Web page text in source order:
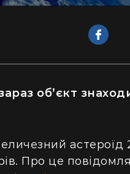
об’єкт
Про це